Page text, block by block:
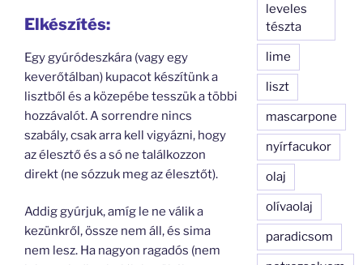
Elkészítés:
Egy gyúródeszkára (vagy egy
keverőtálban) kupacot készítünk a
lisztből és a közepébe tesszük a többi
hozzávalót. A sorrendre nincs
szabály, csak arra kell vigyázni, hogy
az élesztő és a só ne találkozzon
direkt (ne sózzuk meg az élesztőt).
Addig gyúrjuk, amíg le ne válik a
kezünkről, össze nem áll, és sima
nem lesz. Ha nagyon ragadós (nem
leveles
tészta
lime
liszt
mascarpone
nyírfacukor
olaj
olívaolaj
paradicsom